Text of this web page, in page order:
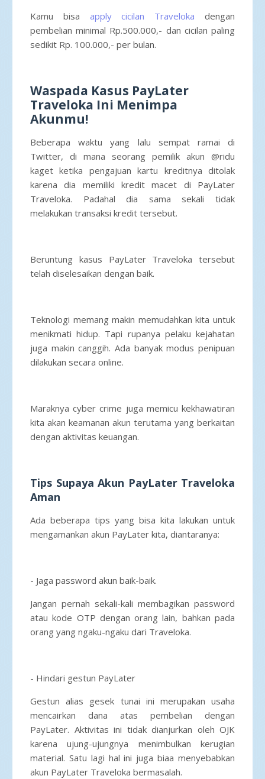
Kamu bisa apply cicilan Traveloka dengan
pembelian minimal Rp.500.000,- dan cicilan paling
sedikit Rp. 100.000,- per bulan.
Waspada Kasus PayLater
Traveloka Ini Menimpa
Akunmu!
Beberapa waktu yang lalu sempat ramai di
Twitter, di mana seorang pemilik akun @ridu
kaget ketika pengajuan kartu kreditnya ditolak
karena dia memiliki kredit macet di PayLater
Traveloka. Padahal dia sama sekali tidak
melakukan transaksi kredit tersebut.
Beruntung kasus PayLater Traveloka tersebut
telah diselesaikan dengan baik.
Teknologi memang makin memudahkan kita untuk
menikmati hidup. Tapi rupanya pelaku kejahatan
juga makin canggih. Ada banyak modus penipuan
dilakukan secara online.
Maraknya cyber crime juga memicu kekhawatiran
kita akan keamanan akun terutama yang berkaitan
dengan aktivitas keuangan.
Tips Supaya Akun PayLater Traveloka
Aman
Ada beberapa tips yang bisa kita lakukan untuk
mengamankan akun PayLater kita, diantaranya:
- Jaga password akun baik-baik.
Jangan pernah sekali-kali membagikan password
atau kode OTP dengan orang lain, bahkan pada
orang yang ngaku-ngaku dari Traveloka.
- Hindari gestun PayLater
Gestun alias gesek tunai ini merupakan usaha
mencairkan dana atas pembelian dengan
PayLater. Aktivitas ini tidak dianjurkan oleh OJK
karena ujung-ujungnya menimbulkan kerugian
material. Satu lagi hal ini juga biaa menyebabkan
akun PayLater Traveloka bermasalah.